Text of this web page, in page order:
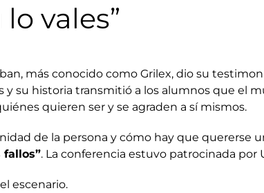
lo vales”
más conocido como Grilex, dio su
y su historia transmitió a los alumnos que el
quieren ser y se agraden a sí mismos.
de la persona y cómo hay que quererse
fallos”. La conferencia estuvo patrocinada por